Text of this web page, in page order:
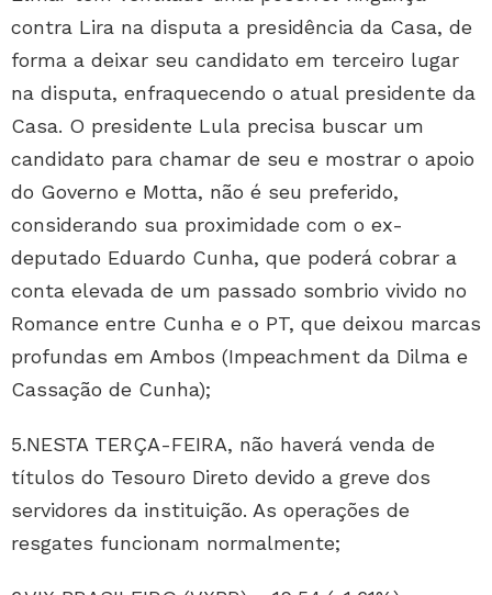
contra Lira na disputa a presidência da Casa, de
forma a deixar seu candidato em terceiro lugar
na disputa, enfraquecendo o atual presidente da
Casa. O presidente Lula precisa buscar um
candidato para chamar de seu e mostrar o apoio
do Governo e Motta, não é seu preferido,
considerando sua proximidade com o ex-
deputado Eduardo Cunha, que poderá cobrar a
conta elevada de um passado sombrio vivido no
Romance entre Cunha e o PT, que deixou marcas
profundas em Ambos (Impeachment da Dilma e
Cassação de Cunha);
5.NESTA TERÇA-FEIRA, não haverá venda de
títulos do Tesouro Direto devido a greve dos
servidores da instituição. As operações de
resgates funcionam normalmente;